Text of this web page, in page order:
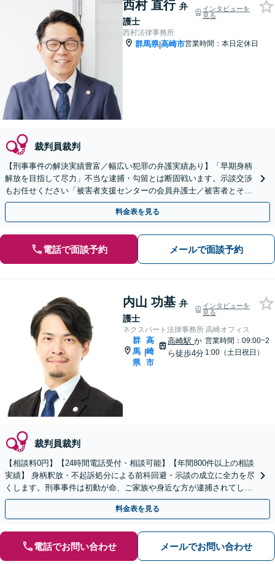
西村 直行 弁
護士
インタビューを
見る
西村法律事務所
群馬県|高崎市営業時間：本日定休日
裁判員裁判
【刑事事件の解決実績豊富／幅広い犯罪の弁護実績あり】「早期身柄
解放を目指して尽力」不当な逮捕・勾留とは断固戦います。示談交渉
もお任せください「被害者支援センターの会員弁護士／被害者とその
ご家族のケアにも力を入れています」【休日・夜間相談可】
料金表を見る
電話で面談予約 メールで面談予約
内山 功基 弁
護士
インタビューを
見る
ネクスパート法律事務所 高崎オフィス
群
馬
県
|
高
崎
市
高崎駅か
ら徒歩4分
営業時間：09:00~2
1:00（土日祝日）
裁判員裁判
【相談料0円】【24時間電話受付・相談可能】【年間800件以上の相談
実績】 身柄釈放・不起訴処分による前科回避・示談の成立に全力を尽
くします。刑事事件は初動が命、ご家族や身近な方が逮捕されてしま
ったら一刻も早くお電話ください。
料金表を見る
電話でお問い合わせ メールでお問い合わせ